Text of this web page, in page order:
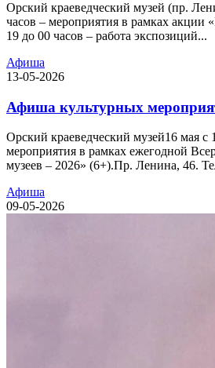
Орский краеведческий музей (пр.
часов – мероприятия в рамках акции
19 до 00 часов – работа экспозиций...
Афиша
13-05-2026
Афиша культурных
Орский краеведческий музей16 мая с
мероприятия в рамках ежегодной
музеев – 2026» (6+).Пр. Ленина, 46.
Афиша
09-05-2026